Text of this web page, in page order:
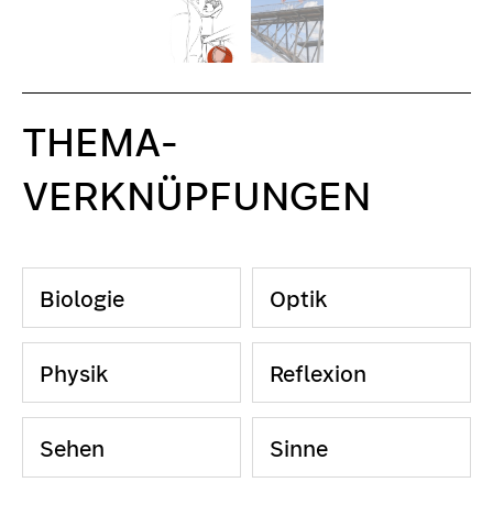
THEMA-
VERKNÜPFUNGEN
Biologie Optik
Physik Reflexion
Sehen Sinne